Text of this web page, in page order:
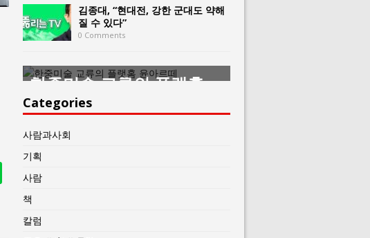
김종대, “현대전, 강한 군대도 약해
질 수 있다”
0 Comments
한중미술 교류의 플랫홈
윤아르떼
Categories
사람과사회
기획
사람
책
칼럼